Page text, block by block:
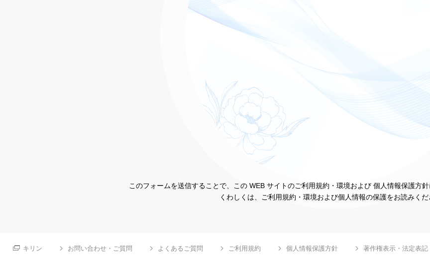
このフォームを送信することで、この WEB サイトのご利用規約・環境および 個人情報保護方
くわしくは、ご利用規約・環境および個人情報の保護をお読みくだ
キリン お問い合わせ・ご質問 よくあるご質問 ご利用規約 個人情報保護方針 著作権表示・法定表記